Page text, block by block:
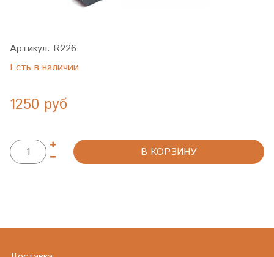
Артикул: R226
Есть в наличии
1250 руб
В КОРЗИНУ